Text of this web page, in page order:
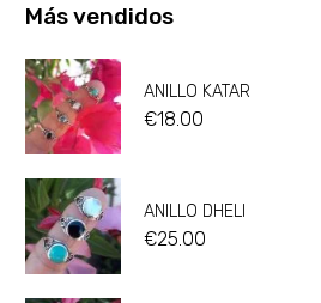
Más vendidos
ANILLO KATAR
€18.00
ANILLO DHELI
€25.00